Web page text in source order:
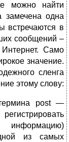
можно найти
замечена одна
встречаются в
сообщений –
Само
значение.
сленга
этому слову:
post —
информацию)
из самых